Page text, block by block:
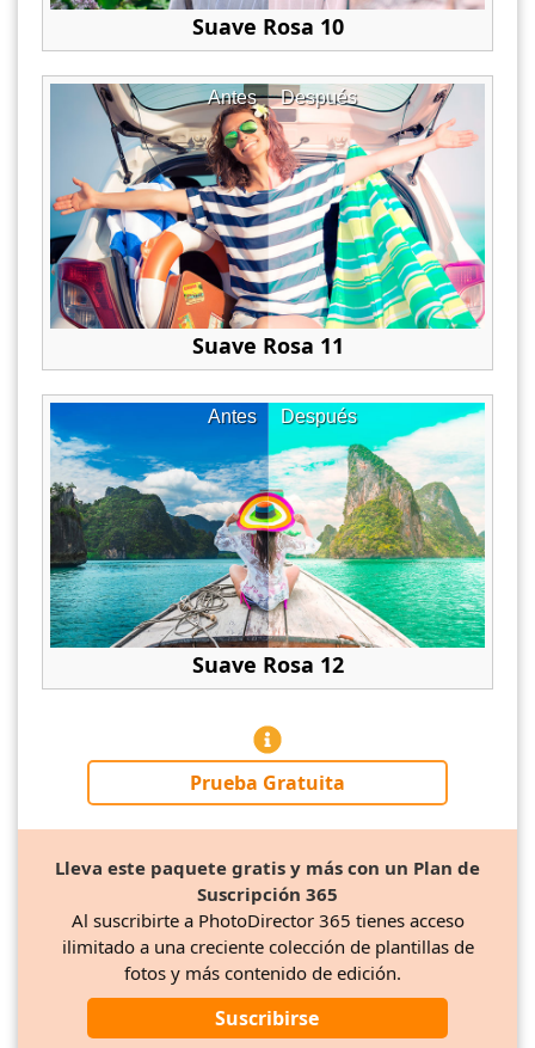
Suave Rosa 10
Después
Antes
Suave Rosa 11
Después
Antes
Suave Rosa 12
Prueba Gratuita
Lleva este paquete gratis y más con un Plan de
Suscripción 365
Al suscribirte a PhotoDirector 365 tienes acceso
ilimitado a una creciente colección de plantillas de
fotos y más contenido de edición.
Suscribirse